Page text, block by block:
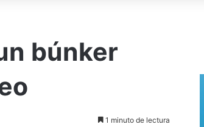
búnker
1 minuto de lectura